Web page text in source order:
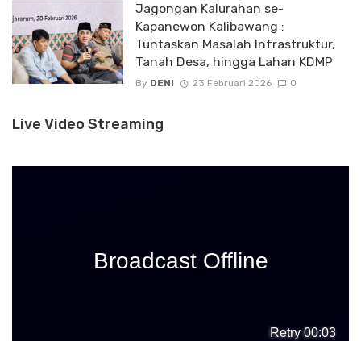
Jagongan Kalurahan se-
Kapanewon Kalibawang :
Tuntaskan Masalah Infrastruktur,
Tanah Desa, hingga Lahan KDMP
By DENI 23 Februari 2026 0
Live Video Streaming